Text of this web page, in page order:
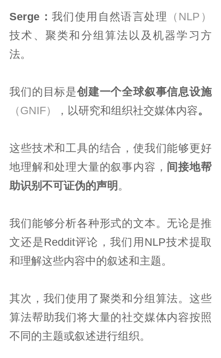
Serge： 我们使用自然语言处理
（NLP）
技术、聚类和分组算法以及机器学习方
法。
我们的目标是创建一个全球叙事信息设施
（GNIF）
，以研究和组织社交媒体内容。
这些技术和工具的结合，使我们能够更好
地理解和处理大量的叙事内容， 间接地帮
助识别不可证伪的声明 。
我们能够分析各种形式的文本。无论是推
文还是Reddit评论，我们用NLP技术提取
和理解这些内容中的叙述和主题。
其次，我们使用了聚类和分组算法。这些
算法帮助我们将大量的社交媒体内容按照
不同的主题或叙述进行组织。